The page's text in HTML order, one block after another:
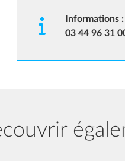
Informations :
03 44 96 31